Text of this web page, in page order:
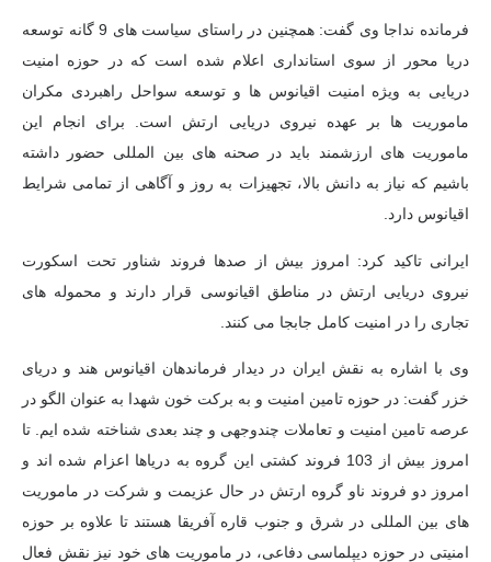
فرمانده نداجا وی گفت: همچنین در راستای سیاست های 9 گانه توسعه
دریا محور
از سوی استانداری اعلام شده است که در حوزه امنیت
دریایی به ویژه امنیت اقیانوس ها و توسعه سواحل راهبردی مکران
ماموریت ها بر عهده نیروی دریایی ارتش است. برای انجام این
ماموریت های ارزشمند باید در صحنه های بین المللی حضور داشته
باشیم که نیاز به دانش بالا، تجهیزات به روز و آگاهی از تمامی شرایط
اقیانوس دارد.
ایرانی تاکید کرد: امروز بیش از صدها فروند شناور تحت اسکورت
نیروی دریایی ارتش در مناطق اقیانوسی قرار دارند و محموله های
تجاری را در امنیت کامل جابجا می کنند.
وی با اشاره به نقش ایران در دیدار فرماندهان اقیانوس هند و دریای
خزر گفت: در حوزه تامین امنیت و به برکت خون شهدا به عنوان الگو در
عرصه تامین امنیت و تعاملات چندوجهی و چند بعدی شناخته شده ایم. تا
امروز بیش از 103 فروند کشتی این گروه به دریاها اعزام شده اند و
امروز دو فروند ناو گروه ارتش در حال عزیمت و شرکت در ماموریت
های بین المللی در شرق و جنوب قاره آفریقا هستند تا علاوه بر حوزه
امنیتی در حوزه دیپلماسی دفاعی، در ماموریت های خود نیز نقش فعال